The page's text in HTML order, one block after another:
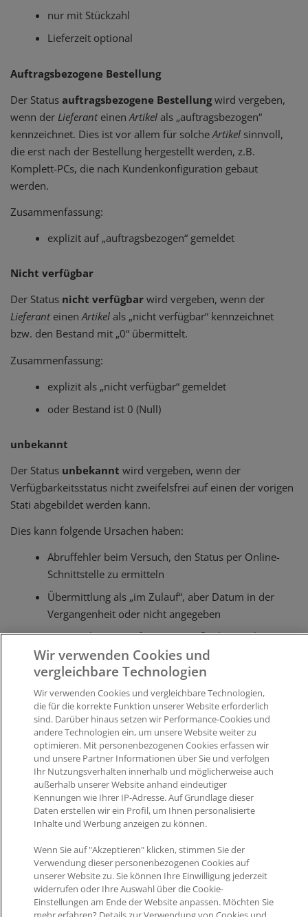
nur mit Stückzahl
Lieferzeit optional
Auftragsbezogene Bestellung
Der Status auftragsbezogene Bestellungwird vergeben,
wenn der Lieferanteinen Artikel als „auftragsbezogen“
kennzeichnet. Dies ist vor allem für solche Artikel sinnvoll,
die erst nach der Bestellung hergestellt werden, z.B.
Komplett-PCs, die nach Kundenkonfiguration gebaut
werden.
Zusammenfassung:
explizit auf „auftragsbezogen“ gemeldet
Nicht verfügbar
Der Status nicht verfügbar wird vergeben, wenn der
LieferanteinenArtikel als „nicht verfügbar“ kennzeichnet
bzw. den Bestand mit „0“ übermittelt.
Zusammenfassung:
explizit als „nicht verfügbar“ gemeldet
oder Bestand ist 0 (Null)
unbekannt
Der Status unbekannt wird vergeben, wenn der
Verfügbarkeitsstatus nicht zweifelsfrei auf einen der vorigen
Stati abgebildet werden kann.
Dies kann folgende Ursachen haben:
Abruffehler beim Versuch, den Status per Online-
Schnittstelle zu ermitteln
Übermittlung als „im Zulauf“, aber Datum in der
Vergangenheit oder nicht angegeben
Kennzeichnung „auf Lager“ / „Außenlager“ ohne
Angabe einer Stückzahl
Übermittlung negativer Bestände (Lagerbestand,
Zulaufmenge, Außenlagermenge). In diesem Fall
wird der Bestand auf 0 gesetzt.
Was this article helpful?
Like2 Dislike0
Views: 4240
Impressum Datenschutz AGB
Wir verwenden Cookies und
vergleichbare Technologien
Wir verwenden Cookies und vergleichbare Technologien,
die für die korrekte Funktion unserer Website erforderlich
sind. Darüber hinaus setzen wir Performance-Cookies und
andere Technologien ein, um unsere Website weiter zu
optimieren. Mit personenbezogenen Cookies erfassen wir
und unsere Partner Informationen über Sie und verfolgen
Ihr Nutzungsverhalten innerhalb und möglicherweise auch
außerhalb unserer Website anhand eindeutiger
Kennungen wie Ihrer IP-Adresse. Auf Grundlage dieser
Daten erstellen wir ein Profil, um Ihnen personalisierte
Inhalte und Werbung anzeigen zu können.
Wenn Sie auf "Akzeptieren" klicken, stimmen Sie der
Verwendung dieser personenbezogenen Cookies auf
unserer Website zu. Sie können Ihre Einwilligung jederzeit
widerrufen oder Ihre Auswahl über die Cookie-
Einstellungen am Ende der Website anpassen. Möchten Sie